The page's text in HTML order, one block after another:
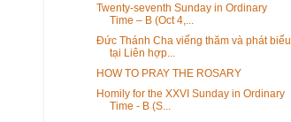
Twenty-seventh Sunday in Ordinary
Time – B (Oct 4,...
Đức Thánh Cha viếng thăm và phát biểu
tại Liên hợp...
HOW TO PRAY THE ROSARY
Homily for the XXVI Sunday in Ordinary
Time - B (S...